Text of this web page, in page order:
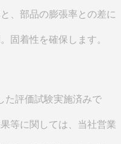
、部品の膨張率との差に
固着性を確保します。
た評価試験実施済みで
等に関しては、当社営業